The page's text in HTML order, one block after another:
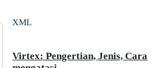
XML
Virtex: Pengertian, Jenis, Cara